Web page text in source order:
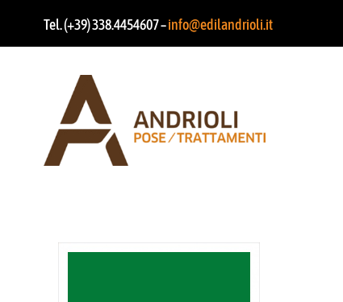
Tel. (+39) 338.4454607 –info@edilandrioli.it